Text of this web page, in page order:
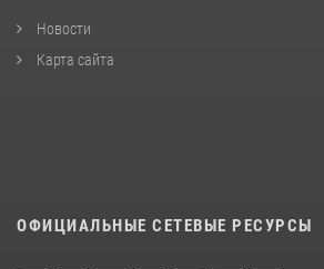
Новости
Карта сайта
ОФИЦИАЛЬНЫЕ СЕТЕВЫЕ РЕСУРСЫ